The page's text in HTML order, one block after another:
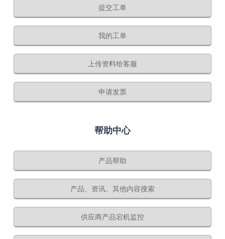
提交工单
我的工单
上传资料给客服
申请发票
帮助中心
产品帮助
产品、资讯、其他内容搜索
供应商产品宕机监控